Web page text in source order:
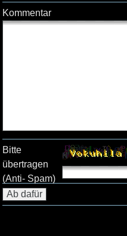
Kommentar
Bitte
übertragen
(Anti- Spam)